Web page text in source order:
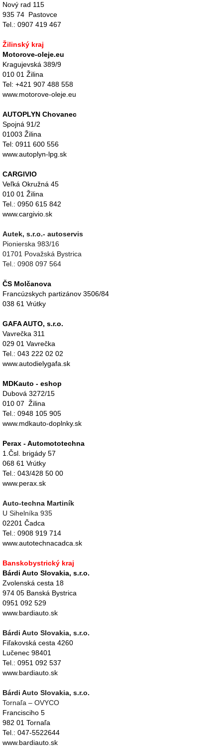
Nový rad 115
935 74 Pastovce
Tel.: 0907 419 467
Žilinský kraj
Motorove-oleje.eu
Kragujevská 389/9
010 01 Žilina
Tel: +421 907 488 558
www.motorove-oleje.eu
AUTOPLYN Chovanec
Spojná 91/2
01003 Žilina
Tel: 0911 600 556
www.autoplyn-lpg.sk
CARGIVIO
Veľká Okružná 45
010 01 Žilina
Tel.: 0950 615 842
www.cargivio.sk
Autek, s.r.o.- autoservis
Pionierska 983/16
01701 Považská Bystrica
Tel.: 0908 097 564
ČS Molčanova
Francúzskych partizánov 3506/84
038 61 Vrútky
GAFA AUTO, s.r.o.
Vavrečka 311
029 01 Vavrečka
Tel.: 043 222 02 02
www.autodielygafa.sk
MDKauto - eshop
Dubová 3272/15
010 07 Žilina
Tel.: 0948 105 905
www.mdkauto-doplnky.sk
Perax - Automototechna
1.Čsl. brigády 57
068 61 Vrútky
Tel.: 043/428 50 00
www.perax.sk
Auto-techna Martiník
U Sihelníka 935
02201 Čadca
Tel.: 0908 919 714
www.autotechnacadca.sk
Banskobystrický kraj
Bárdi Auto Slovakia, s.r.o.
Zvolenská cesta 18
974 05 Banská Bystrica
0951 092 529
www.bardiauto.sk
Bárdi Auto Slovakia, s.r.o.
Fiľakovská cesta 4260
Lučenec 98401
Tel.: 0951 092 537
www.bardiauto.sk
Bárdi Auto Slovakia, s.r.o.
Tornaľa – OVYCO
Francisciho 5
982 01 Tornaľa
Tel.: 047-5522644
www.bardiauto.sk